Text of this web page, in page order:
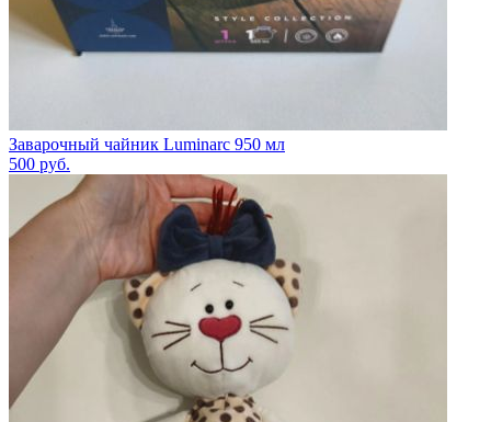
Заварочный чайник Luminarc 950 мл
500 руб.